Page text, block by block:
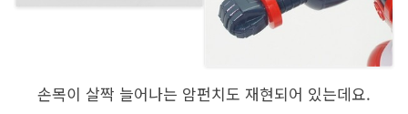
손목이 살짝 늘어나는 암펀치도 재현되어 있는데요.